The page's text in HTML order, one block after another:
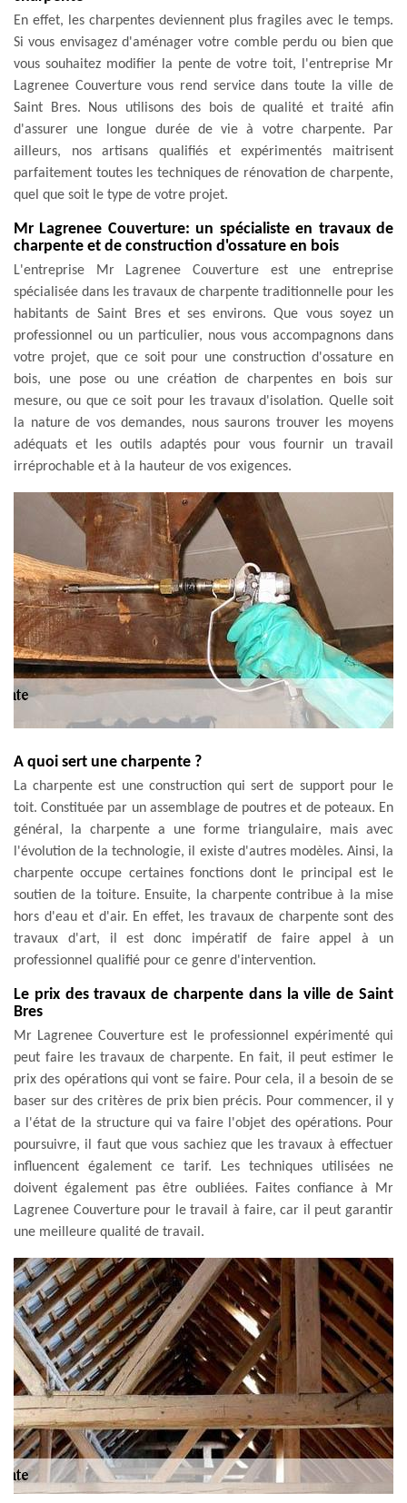
En effet, les charpentes deviennent plus fragiles avec le temps.
Si vous envisagez d'aménager votre comble perdu ou bien que
vous souhaitez modifier la pente de votre toit, l'entreprise Mr
Lagrenee Couverture vous rend service dans toute la ville de
Saint Bres. Nous utilisons des bois de qualité et traité afin
d'assurer une longue durée de vie à votre charpente. Par
ailleurs, nos artisans qualifiés et expérimentés maitrisent
parfaitement toutes les techniques de rénovation de charpente,
quel que soit le type de votre projet.
Mr Lagrenee Couverture: un spécialiste en travaux de
charpente et de construction d'ossature en bois
L'entreprise Mr Lagrenee Couverture est une entreprise
spécialisée dans les travaux de charpente traditionnelle pour les
habitants de Saint Bres et ses environs. Que vous soyez un
professionnel ou un particulier, nous vous accompagnons dans
votre projet, que ce soit pour une construction d'ossature en
bois, une pose ou une création de charpentes en bois sur
mesure, ou que ce soit pour les travaux d'isolation. Quelle soit
la nature de vos demandes, nous saurons trouver les moyens
adéquats et les outils adaptés pour vous fournir un travail
irréprochable et à la hauteur de vos exigences.
A quoi sert une charpente ?
La charpente est une construction qui sert de support pour le
toit. Constituée par un assemblage de poutres et de poteaux. En
général, la charpente a une forme triangulaire, mais avec
l'évolution de la technologie, il existe d'autres modèles. Ainsi, la
charpente occupe certaines fonctions dont le principal est le
soutien de la toiture. Ensuite, la charpente contribue à la mise
hors d'eau et d'air. En effet, les travaux de charpente sont des
travaux d'art, il est donc impératif de faire appel à un
professionnel qualifié pour ce genre d'intervention.
Le prix des travaux de charpente dans la ville de Saint
Bres
Mr Lagrenee Couverture est le professionnel expérimenté qui
peut faire les travaux de charpente. En fait, il peut estimer le
prix des opérations qui vont se faire. Pour cela, il a besoin de se
baser sur des critères de prix bien précis. Pour commencer, il y
a l'état de la structure qui va faire l'objet des opérations. Pour
poursuivre, il faut que vous sachiez que les travaux à effectuer
influencent également ce tarif. Les techniques utilisées ne
doivent également pas être oubliées. Faites confiance à Mr
Lagrenee Couverture pour le travail à faire, car il peut garantir
une meilleure qualité de travail.